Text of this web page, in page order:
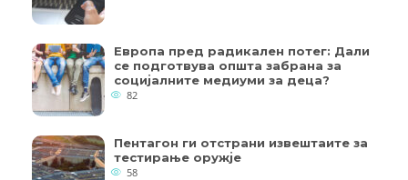
Европа пред радикален потег: Дали
се подготвува општа забрана за
социјалните медиуми за деца?
82
Пентагон ги отстрани извештаите за
тестирање оружје
58